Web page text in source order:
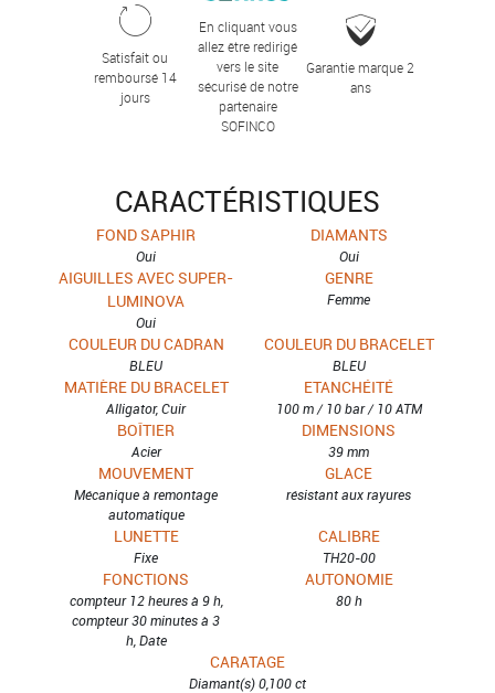
Satisfait ou
remboursé 14
jours
En cliquant vous
allez être redirigé
vers le site
sécurisé de notre
partenaire
SOFINCO
Garantie marque 2
ans
CARACTÉRISTIQUES
FOND SAPHIR
Oui
DIAMANTS
Oui
AIGUILLES AVEC SUPER-
LUMINOVA
Oui
GENRE
Femme
COULEUR DU CADRAN
BLEU
COULEUR DU BRACELET
BLEU
MATIÈRE DU BRACELET
Alligator, Cuir
ETANCHÉITÉ
100 m / 10 bar / 10 ATM
BOÎTIER
Acier
DIMENSIONS
39 mm
MOUVEMENT
Mécanique à remontage
automatique
GLACE
résistant aux rayures
LUNETTE
Fixe
CALIBRE
TH20-00
FONCTIONS
compteur 12 heures à 9 h,
compteur 30 minutes à 3
h, Date
AUTONOMIE
80 h
CARATAGE
Diamant(s) 0,100 ct